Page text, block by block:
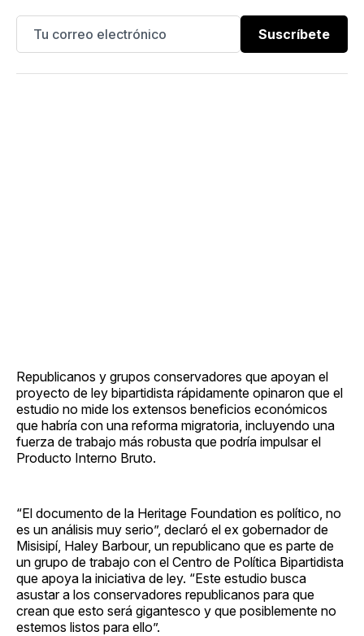
Suscríbete
Republicanos y grupos conservadores que apoyan el
proyecto de ley bipartidista rápidamente opinaron que el
estudio no mide los extensos beneficios económicos
que habría con una reforma migratoria, incluyendo una
fuerza de trabajo más robusta que podría impulsar el
Producto Interno Bruto.
“El documento de la Heritage Foundation es político, no
es un análisis muy serio”, declaró el ex gobernador de
Misisipí, Haley Barbour, un republicano que es parte de
un grupo de trabajo con el Centro de Política Bipartidista
que apoya la iniciativa de ley. “Este estudio busca
asustar a los conservadores republicanos para que
crean que esto será gigantesco y que posiblemente no
estemos listos para ello”.